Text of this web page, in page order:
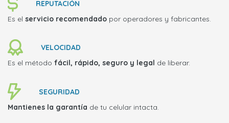
REPUTACIÓN
Es el servicio recomendado por operadores y fabricantes.
VELOCIDAD
Es el método fácil, rápido, seguro y legal de liberar.
SEGURIDAD
Mantienes la garantía de tu celular intacta.